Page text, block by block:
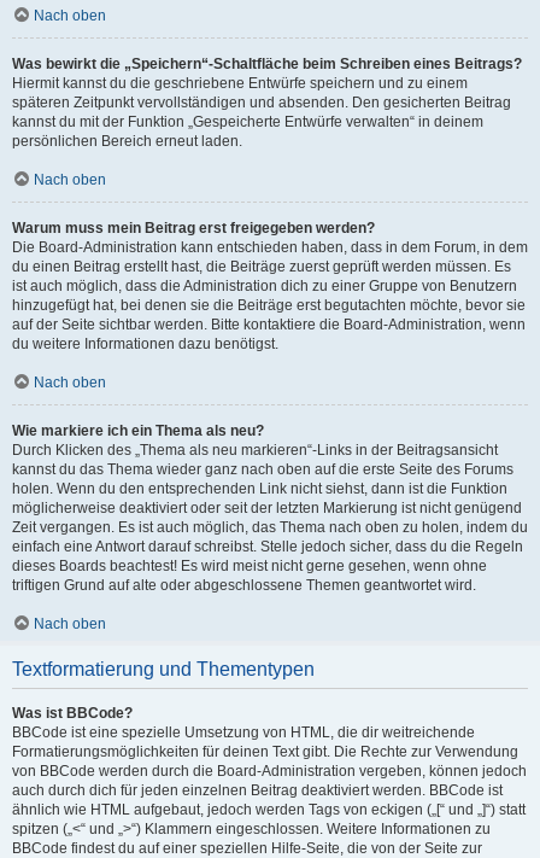
Nach oben
Was bewirkt die „Speichern“-Schaltfläche beim Schreiben eines Beitrags?
Hiermit kannst du die geschriebene Entwürfe speichern und zu einem
späteren Zeitpunkt vervollständigen und absenden. Den gesicherten Beitrag
kannst du mit der Funktion „Gespeicherte Entwürfe verwalten“ in deinem
persönlichen Bereich erneut laden.
Nach oben
Warum muss mein Beitrag erst freigegeben werden?
Die Board-Administration kann entschieden haben, dass in dem Forum, in dem
du einen Beitrag erstellt hast, die Beiträge zuerst geprüft werden müssen. Es
ist auch möglich, dass die Administration dich zu einer Gruppe von Benutzern
hinzugefügt hat, bei denen sie die Beiträge erst begutachten möchte, bevor sie
auf der Seite sichtbar werden. Bitte kontaktiere die Board-Administration, wenn
du weitere Informationen dazu benötigst.
Nach oben
Wie markiere ich ein Thema als neu?
Durch Klicken des „Thema als neu markieren“-Links in der Beitragsansicht
kannst du das Thema wieder ganz nach oben auf die erste Seite des Forums
holen. Wenn du den entsprechenden Link nicht siehst, dann ist die Funktion
möglicherweise deaktiviert oder seit der letzten Markierung ist nicht genügend
Zeit vergangen. Es ist auch möglich, das Thema nach oben zu holen, indem du
einfach eine Antwort darauf schreibst. Stelle jedoch sicher, dass du die Regeln
dieses Boards beachtest! Es wird meist nicht gerne gesehen, wenn ohne
triftigen Grund auf alte oder abgeschlossene Themen geantwortet wird.
Nach oben
Textformatierung und Thementypen
Was ist BBCode?
BBCode ist eine spezielle Umsetzung von HTML, die dir weitreichende
Formatierungsmöglichkeiten für deinen Text gibt. Die Rechte zur Verwendung
von BBCode werden durch die Board-Administration vergeben, können jedoch
auch durch dich für jeden einzelnen Beitrag deaktiviert werden. BBCode ist
ähnlich wie HTML aufgebaut, jedoch werden Tags von eckigen („[“ und „]“) statt
spitzen („<“ und „>“) Klammern eingeschlossen. Weitere Informationen zu
BBCode findest du auf einer speziellen Hilfe-Seite, die von der Seite zur